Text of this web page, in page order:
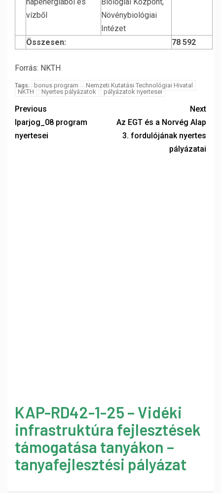
vízből
Növénybiológiai
Intézet
Összesen:
78 592
Forrás: NKTH
Tags: bonus program
Nemzeti Kutatási Technológiai Hivatal
NKTH
Nyertes pályázatok pályázatok nyertesei
Previous
Iparjog_08 program
nyertesei
Next
Az EGT és a Norvég Alap
3. fordulójának nyertes
pályázatai
KAP-RD42-1-25 – Vidéki
infrastruktúra fejlesztések
támogatása tanyákon –
tanyafejlesztési pályázat